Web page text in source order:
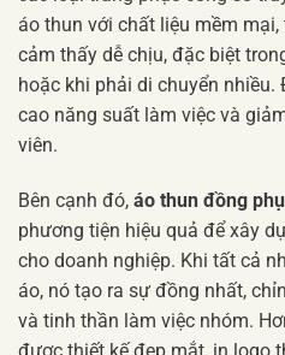
áo thun với chất liệu mềm
cảm thấy dễ chịu, đặc biệt
hoặc khi phải di chuyển
cao năng suất làm việc và
viên.
Bên cạnh đó, áo thun đồng
phương tiện hiệu quả để xây
cho doanh nghiệp. Khi tất cả
áo, nó tạo ra sự đồng nhất,
và tinh thần làm việc nhóm.